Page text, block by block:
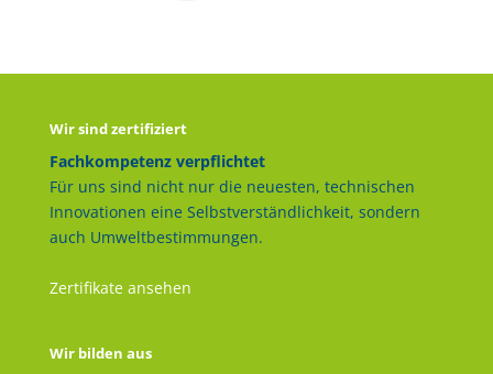
Wir sind zertifiziert
Fachkompetenz verpflichtet
Für uns sind nicht nur die neuesten, technischen
Innovationen eine Selbstverständlichkeit, sondern
auch Umweltbestimmungen.
Zertifikate ansehen
Wir bilden aus